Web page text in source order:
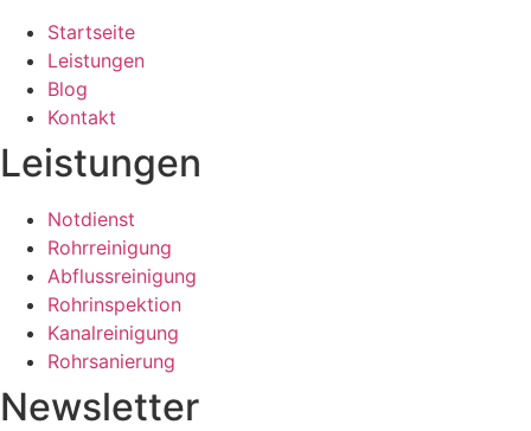
Startseite
Leistungen
Blog
Kontakt
Leistungen
Notdienst
Rohrreinigung
Abflussreinigung
Rohrinspektion
Kanalreinigung
Rohrsanierung
Newsletter